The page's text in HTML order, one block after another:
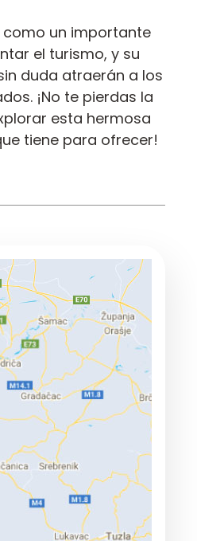
como un importante
el turismo, y su
duda atraerán a los
¡No te pierdas la
esta hermosa
tiene para ofrecer!